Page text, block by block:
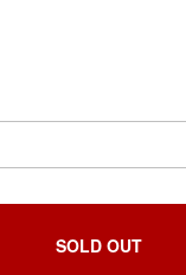
SOLD OUT